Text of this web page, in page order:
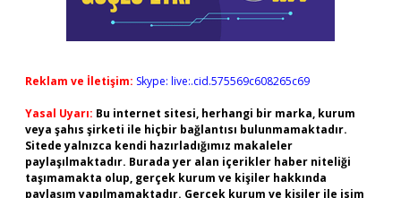
Reklam ve İletişim: Skype: live:.cid.575569c608265c69
Yasal Uyarı: Bu internet sitesi, herhangi bir marka, kurum
veya şahıs şirketi ile hiçbir bağlantısı bulunmamaktadır.
Sitede yalnızca kendi hazırladığımız makaleler
paylaşılmaktadır. Burada yer alan içerikler haber niteliği
taşımamakta olup, gerçek kurum ve kişiler hakkında
paylaşım yapılmamaktadır. Gerçek kurum ve kişiler ile isim